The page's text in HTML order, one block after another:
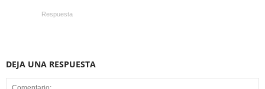
Respuesta
DEJA UNA RESPUESTA